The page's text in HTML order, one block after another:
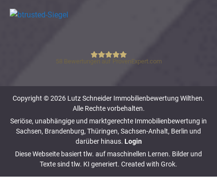
Lutz Schneider Immobilienbewertung
58 Bewertungen auf ProvenExpert.com
Copyright © 2026 Lutz Schneider Immobilienbewertung Wilthen.
Alle Rechte vorbehalten.
Seriöse, unabhängige und marktgerechte Immobilienbewertung in
Sachsen, Brandenburg, Thüringen, Sachsen-Anhalt, Berlin und
darüber hinaus. Login
Diese Webseite basiert tlw. auf maschinellen Lernen. Bilder und
Texte sind tlw. KI generiert. Created with Grok.